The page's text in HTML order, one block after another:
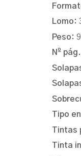
Lomo:
Peso:
Nº
Tipo
Tintas
Tinta